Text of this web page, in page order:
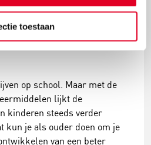
toestaan
voor een beter
op school. Maar met de
lijkt de
kinderen steeds verder
kun je als ouder doen om je
van een beter